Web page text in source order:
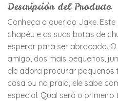
Descripción del Producto
Conheça o querido Jake.
chapéu e as suas botas de
esperar para ser abraçado.
amigo, dos mais pequenos,
ele adora procurar pequenos
casa ou na praia, ele sabe
especial. Qual será o primeiro